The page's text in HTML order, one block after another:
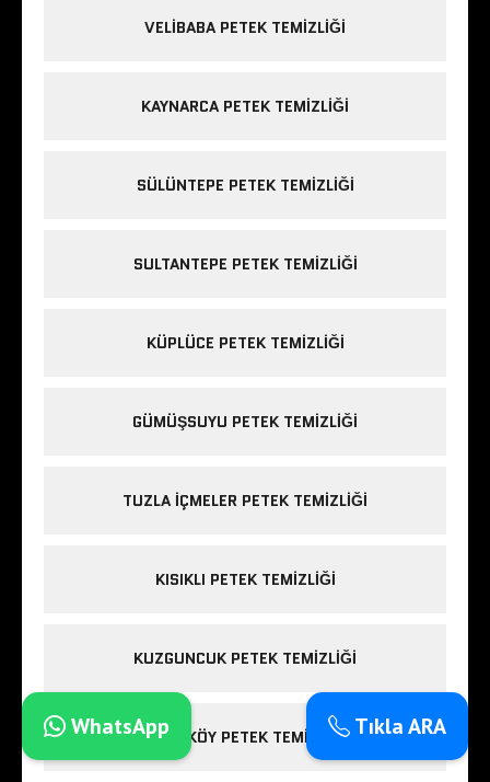
VELIBABA PETEK TEMIZLIĞI
KAYNARCA PETEK TEMIZLIĞI
SÜLÜNTEPE PETEK TEMIZLIĞI
SULTANTEPE PETEK TEMIZLIĞI
KÜPLÜCE PETEK TEMIZLIĞI
GÜMÜŞSUYU PETEK TEMIZLIĞI
TUZLA IÇMELER PETEK TEMIZLIĞI
KISIKLI PETEK TEMIZLIĞI
KUZGUNCUK PETEK TEMIZLIĞI
FIRÜZKÖY PETEK TEMIZLIĞI Tıkla ARA
WhatsApp